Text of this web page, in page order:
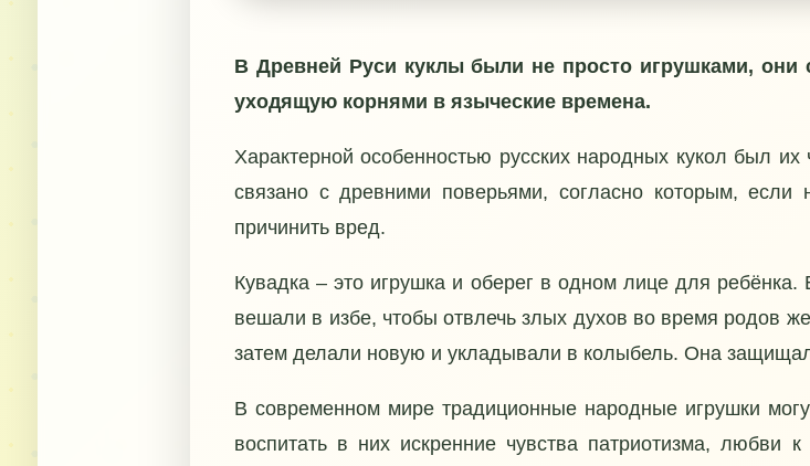
В Древней Руси куклы были не просто игрушками,
уходящую корнями в языческие времена.
Характерной особенностью русских народных кукол был
связано с древними поверьями, согласно которым,
причинить вред.
Кувадка ‒ это игрушка и оберег в одном лице для
вешали в избе, чтобы отвлечь злых духов во время родов
затем делали новую и укладывали в колыбель. Она
В современном мире традиционные народные игрушки
воспитать в них искренние чувства патриотизма, любви